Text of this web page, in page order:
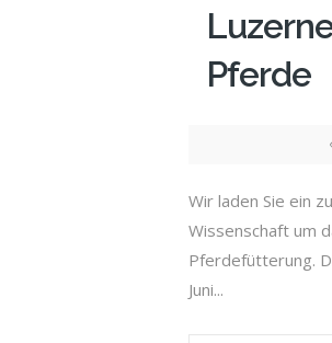
Pferde
Wir laden Sie ein
Wissenschaft um
Pferdefütterung.
Juni...